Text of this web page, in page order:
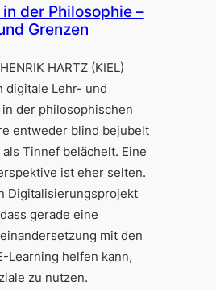
der Philosophie –
Grenzen
HARTZ (KIEL)
digitale Lehr- und
der philosophischen
entweder blind bejubelt
Tinnef belächelt. Eine
ist eher selten.
Digitalisierungsprojekt
gerade eine
mit den
Learning helfen kann,
zu nutzen.